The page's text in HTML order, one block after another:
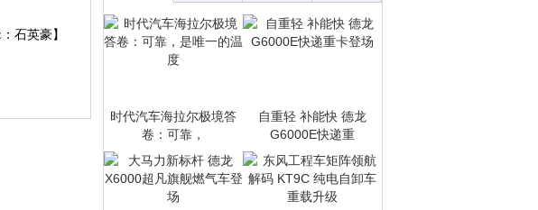
石英豪】
时代汽车海拉尔极境答
卷：可靠，
自重轻 补能快 德龙
G6000E快递重